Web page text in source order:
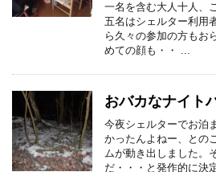
一名を含む大人十人、
五名はシェルター利用
ら久々の参加の方もお
めての顔も・・ ...
おバカなナイト
今夜シェルターでお泊
かったんよねー、との
ムが動き出しました。
だ・・・と発作的に決